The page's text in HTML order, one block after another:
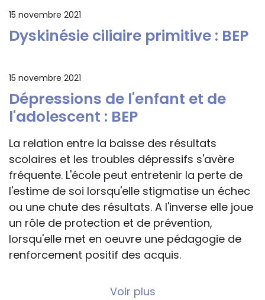
15 novembre 2021
Dyskinésie ciliaire primitive : BEP
15 novembre 2021
Dépressions de l'enfant et de
l'adolescent : BEP
La relation entre la baisse des résultats
scolaires et les troubles dépressifs s'avère
fréquente. L'école peut entretenir la perte de
l'estime de soi lorsqu'elle stigmatise un échec
ou une chute des résultats. A l'inverse elle joue
un rôle de protection et de prévention,
lorsqu'elle met en oeuvre une pédagogie de
renforcement positif des acquis.
Voir plus